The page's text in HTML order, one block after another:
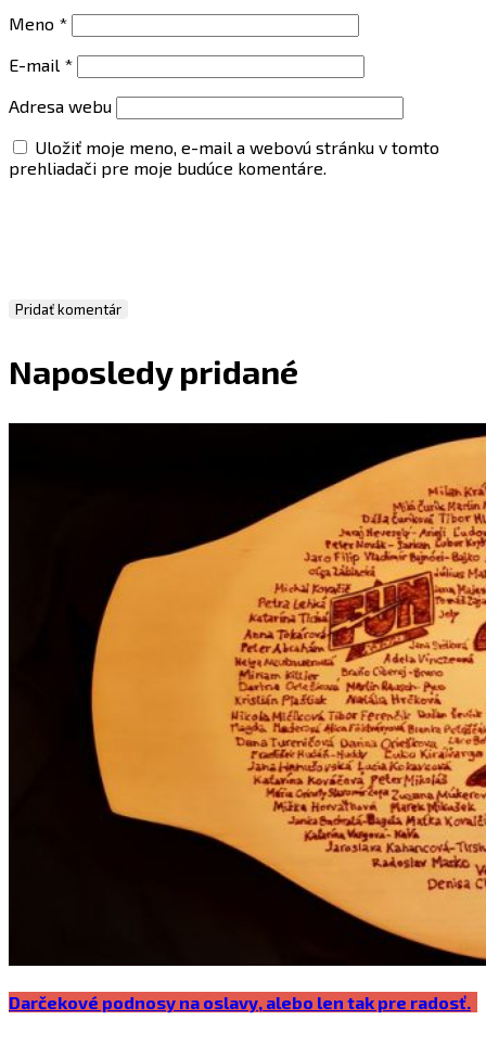
Meno *
E-mail *
Adresa webu
Uložiť moje meno, e-mail a webovú stránku v tomto
prehliadači pre moje budúce komentáre.
Naposledy pridané
Darčekové podnosy na oslavy, alebo len tak pre radosť.